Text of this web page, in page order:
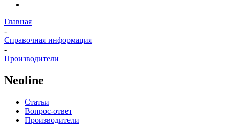
Главная
-
Справочная информация
-
Производители
Neoline
Статьи
Вопрос-ответ
Производители